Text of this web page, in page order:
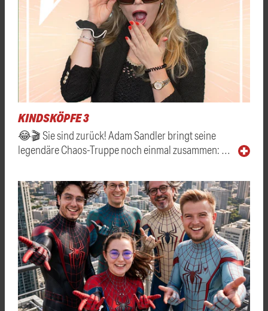
KINDSKÖPFE 3
😂🎬 Sie sind zurück! Adam Sandler bringt seine
legendäre Chaos-Truppe noch einmal zusammen: …